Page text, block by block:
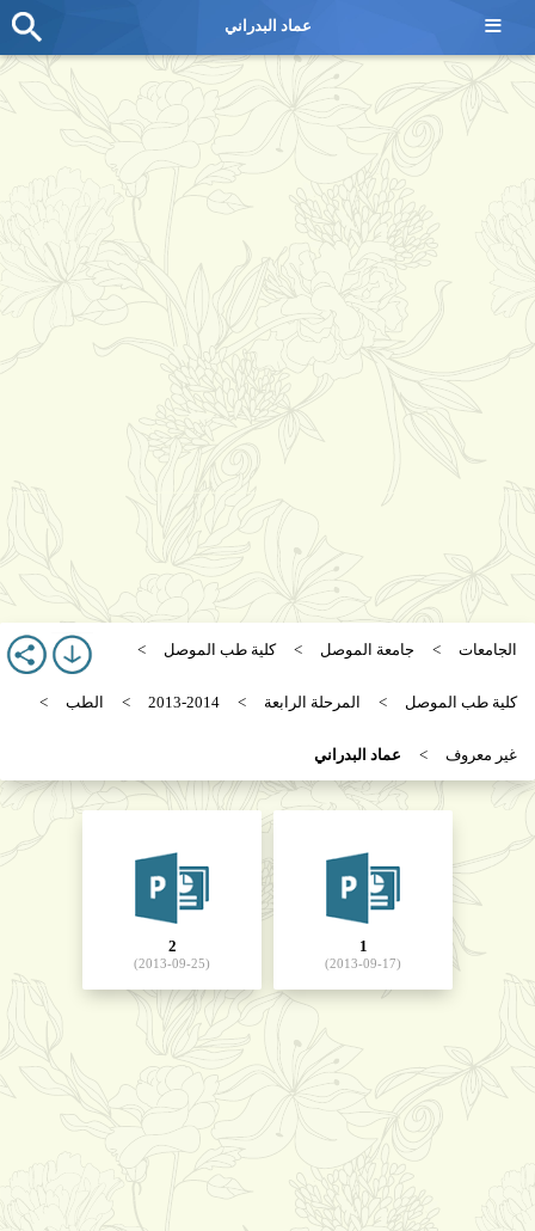
الجامعات جامعة الموصل كلية طب الموصل
كلية طب الموصل المرحلة الرابعة 2013-2014 الطب
غير معروف عماد البدراني
1
(2013-09-17)
2
(2013-09-25)
≡ عماد البدراني